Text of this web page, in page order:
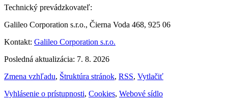
Technický prevádzkovateľ:
Galileo Corporation s.r.o., Čierna Voda 468, 925 06
Kontakt: Galileo Corporation s.r.o.
Posledná aktualizácia: 7. 8. 2026
Zmena vzhľadu, Štruktúra stránok, RSS, Vytlačiť
Vyhlásenie o prístupnosti, Cookies, Webové sídlo